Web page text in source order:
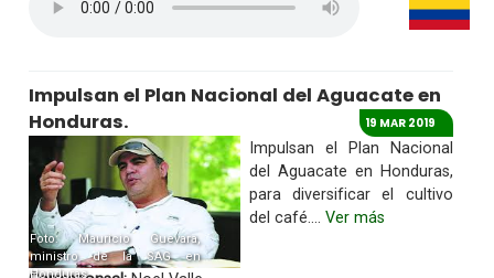
Impulsan el Plan Nacional del Aguacate en
Honduras.
19 MAR 2019
Foto: Mauricio Guevara,
ministro de la SAG en
Honduras.
Impulsan el Plan Nacional
del Aguacate en Honduras,
para diversificar el cultivo
del café.... Ver más